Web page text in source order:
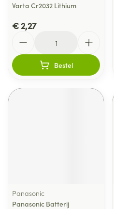
Varta Cr2032 Lithium
€ 2,27
Bestel
Panasonic
Panasonic Batterij